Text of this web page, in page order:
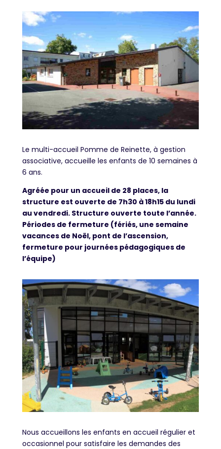
Le multi-accueil Pomme de Reinette, à gestion
associative, accueille les enfants de 10 semaines à
6 ans.
Agréée pour un accueil de 28 places, la
structure est ouverte de 7h30 à 18h15 du lundi
au vendredi. Structure ouverte toute l’année.
Périodes de fermeture (fériés, une semaine
vacances de Noël, pont de l’ascension,
fermeture pour journées pédagogiques de
l’équipe)
Nous accueillons les enfants en accueil régulier et
occasionnel pour satisfaire les demandes des